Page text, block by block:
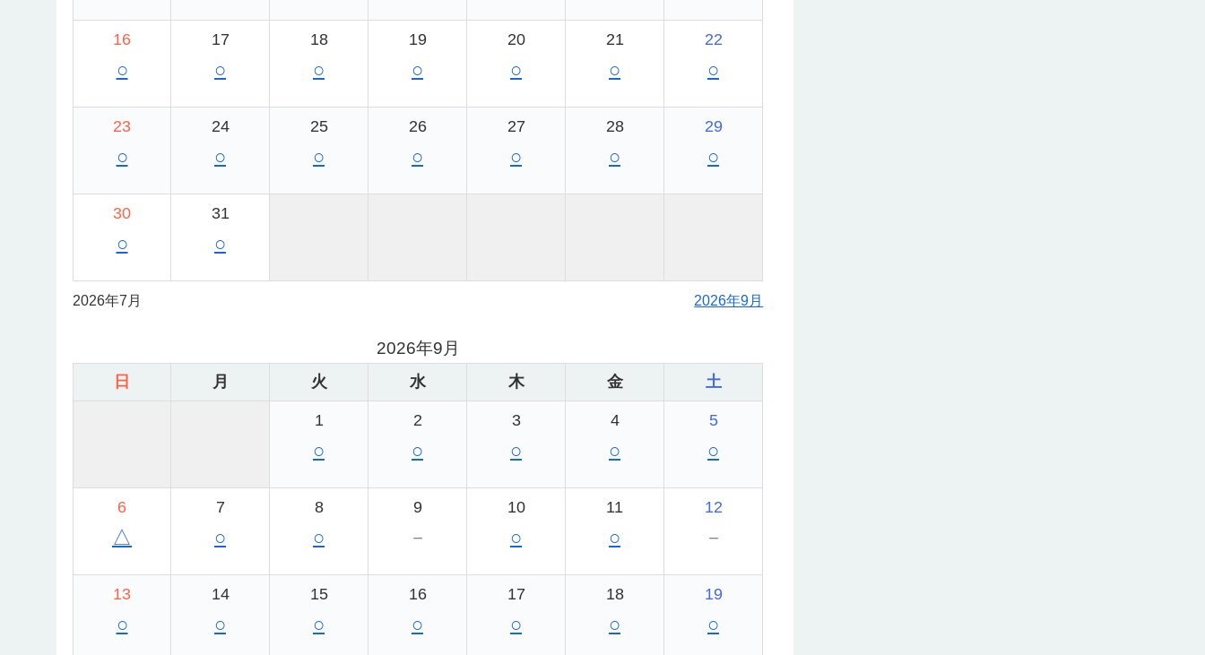
16
○
17
○
18
○
19
○
20
○
21
○
22
○
23
○
24
○
25
○
26
○
27
○
28
○
29
○
30
○
31
○
2026年7月 2026年9月
2026年9月
日 月 火 水 木 金 土
1
○
2
○
3
○
4
○
5
○
6
△
7
○
8
○
9
－
10
○
11
○
12
－
13
○
14
○
15
○
16
○
17
○
18
○
19
○